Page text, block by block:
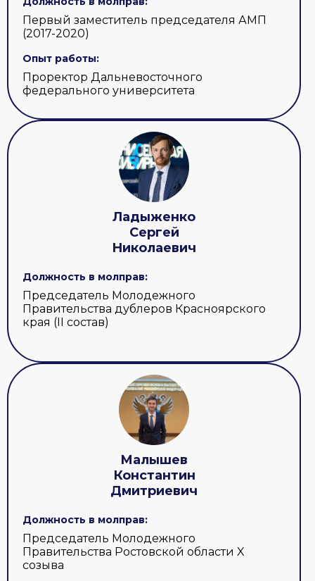
Первый заместитель председателя АМП
(2017-2020)
Опыт работы:
Проректор Дальневосточного
федерального университета
Ладыженко
Сергей
Николаевич
Должность в молправ:
Председатель Молодежного
Правительства дублеров Красноярского
края (II состав)
Малышев
Константин
Дмитриевич
Должность в молправ:
Председатель Молодежного
Правительства Ростовской области X
созыва